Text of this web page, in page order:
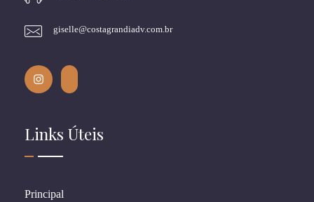
giselle@costagrandiadv.com.br
Links Úteis
Principal